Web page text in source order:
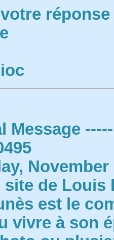
Message -----
November
de Louis
est le
vivre à son